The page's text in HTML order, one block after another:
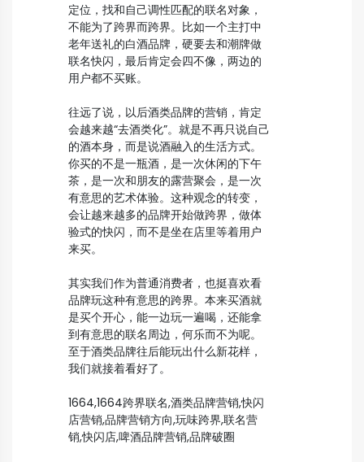
定位，找和自己调性匹配的联名对象，
不能为了跨界而跨界。比如一个主打中
老年送礼的白酒品牌，硬要去和潮牌做
联名快闪，最后肯定会四不像，两边的
用户都不买账。
往远了说，以后酒类品牌的营销，肯定
会越来越“去酒类化”。就是不再只说自己
的酒本身，而是说酒融入的生活方式。
你买的不是一瓶酒，是一次休闲的下午
茶，是一次和朋友的露营聚会，是一次
有意思的艺术体验。这种观念的转变，
会让越来越多的品牌开始做跨界，做体
验式的快闪，而不是坐在店里等着用户
来买。
其实我们作为普通消费者，也挺喜欢看
品牌玩这种有意思的跨界。本来买酒就
是买个开心，能一边玩一遍喝，还能拿
到有意思的联名周边，何乐而不为呢。
至于酒类品牌往后能玩出什么新花样，
我们就接着看好了。
1664,1664跨界联名,酒类品牌营销,快闪
店营销,品牌营销方向,玩味跨界,联名营
销,快闪店,啤酒品牌营销,品牌破圈